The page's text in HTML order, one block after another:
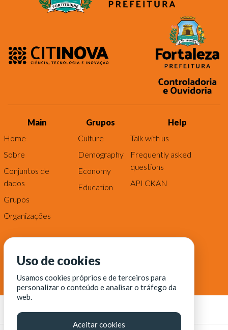
Main
Home
Sobre
Conjuntos de
dados
Grupos
Organizações
Grupos
Culture
Demography
Economy
Education
Help
Talk with us
Frequently asked
questions
API CKAN
Uso de cookies
Usamos cookies próprios e de terceiros para
personalizar o conteúdo e analisar o tráfego da
web.
Aceitar cookies